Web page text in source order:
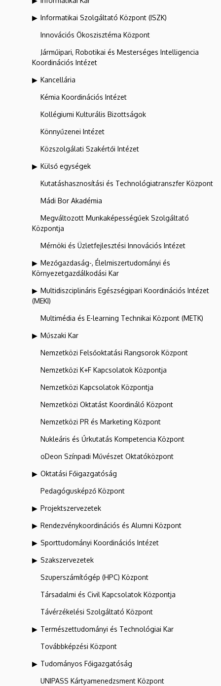
Informatikai Szolgáltató Központ (ISZK)
Innovációs Ökoszisztéma Központ
Járműipari, Robotikai és Mesterséges Intelligencia
Koordinációs Intézet
Kancellária
Kémia Koordinációs Intézet
Kollégiumi Kulturális Bizottságok
Könnyűzenei Intézet
Közszolgálati Szakértői Intézet
Külső egységek
Kutatáshasznosítási és Technológiatranszfer Központ
Mádi Bor Akadémia
Megváltozott Munkaképességűek Szolgáltató
Központja
Mérnöki és Üzletfejlesztési Innovációs Intézet
Mezőgazdaság-, Élelmiszertudományi és
Környezetgazdálkodási Kar
Multidiszciplináris Egészségipari Koordinációs Intézet
(MEKI)
Multimédia és E-learning Technikai Központ (METK)
Műszaki Kar
Nemzetközi Felsőoktatási Rangsorok Központ
Nemzetközi K+F Kapcsolatok Központja
Nemzetközi Kapcsolatok Központja
Nemzetközi Oktatást Koordináló Központ
Nemzetközi PR és Marketing Központ
Nukleáris és Űrkutatás Kompetencia Központ
oDeon Színpadi Művészet Oktatóközpont
Oktatási Főigazgatóság
Pedagógusképző Központ
Projektszervezetek
Rendezvénykoordinációs és Alumni Központ
Sporttudományi Koordinációs Intézet
Szakszervezetek
Szuperszámítógép (HPC) Központ
Társadalmi és Civil Kapcsolatok Központja
Távérzékelési Szolgáltató Központ
Természettudományi és Technológiai Kar
Továbbképzési Központ
Tudományos Főigazgatóság
UNIPASS Kártyamenedzsment Központ